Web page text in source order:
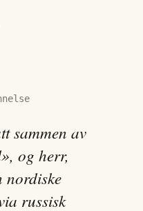
sammen av
og herr,
russisk